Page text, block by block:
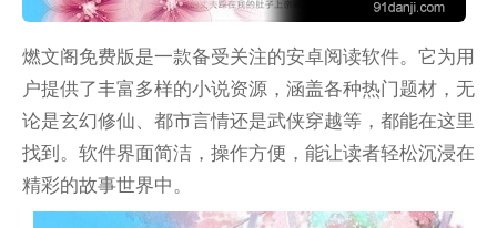
燃文阁免费版是一款备受关注的安卓阅读软件。它为用
户提供了丰富多样的小说资源，涵盖各种热门题材，无
论是玄幻修仙、都市言情还是武侠穿越等，都能在这里
找到。软件界面简洁，操作方便，能让读者轻松沉浸在
精彩的故事世界中。